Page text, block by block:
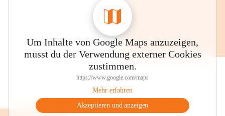
Um Inhalte von Google Maps anzuzeigen,
musst du der Verwendung externer Cookies
zustimmen.
https://www.google.com/maps
Mehr erfahren
Akzeptieren und anzeigen